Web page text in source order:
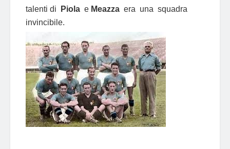
talenti di
Piola e Meazza era una squadra
invincibile.